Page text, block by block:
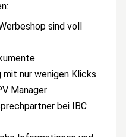
sind voll
nur wenigen Klicks
Manager
bei IBC